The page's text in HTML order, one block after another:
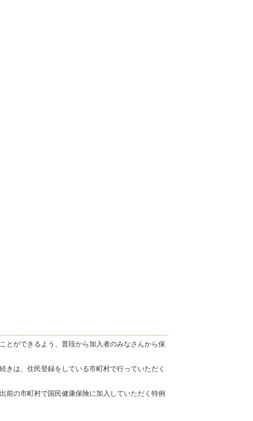
とができるよう、普段から加入者のみなさんから保
は、住民登録をしている市町村で行っていただく
の市町村で国民健康保険に加入していただく特例